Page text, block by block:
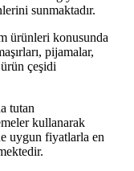
sunmaktadır.
ürünleri konusunda
pijamalar,
çeşidi
tutan
kullanarak
uygun fiyatlarla en